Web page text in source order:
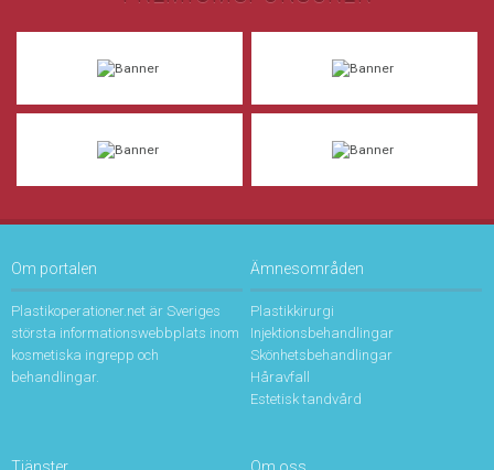
Om portalen
Plastikoperationer.net är Sveriges
största informationswebbplats inom
kosmetiska ingrepp och
behandlingar.
Ämnesområden
Plastikkirurgi
Injektionsbehandlingar
Skönhetsbehandlingar
Håravfall
Estetisk tandvård
Tjänster Om oss